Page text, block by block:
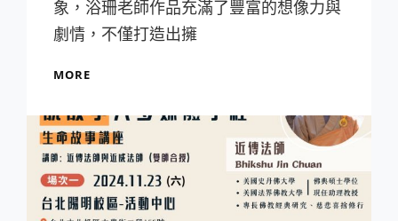
象，浴珊老師作品充滿了豐富的想像力與
劇情，不僅打造出擁
MORE
瑯
工
作
坊